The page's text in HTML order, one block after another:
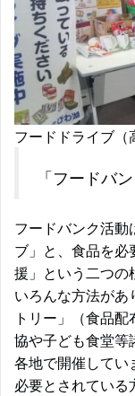
フードドライブ（
「フードバ
フードバンク活動
ブ」と、食品を必
援」という二つの
いろんな方法があ
トリー」（食品
協や子ども食堂等
各地で開催してい
必要とされてい